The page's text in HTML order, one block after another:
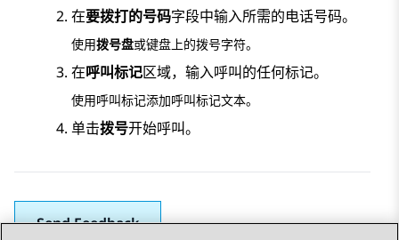
在要拨打的号码字段中输入所需的电话号码。
使用拨号盘或键盘上的拨号字符。
在呼叫标记区域，输入呼叫的任何标记。
使用呼叫标记添加呼叫标记文本。
单击拨号开始呼叫。
Send Feedback